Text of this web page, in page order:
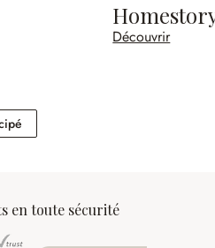
Découvrir
Paiement anticipé
en toute sécurité